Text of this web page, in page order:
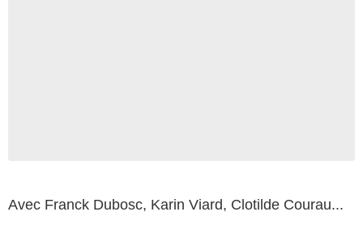
Avec Franck Dubosc, Karin Viard, Clotilde Courau...